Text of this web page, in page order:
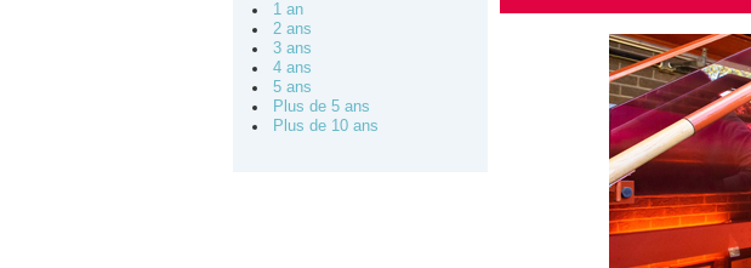
1 an
2 ans
3 ans
4 ans
5 ans
Plus de 5 ans
Plus de 10 ans